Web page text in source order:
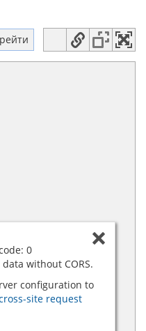
0
without CORS.
configuration to
site request